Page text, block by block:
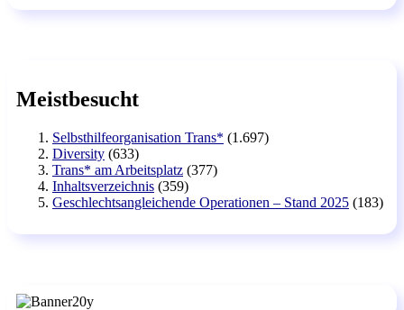
Meistbesucht
Selbsthilfeorganisation Trans* (1.697)
Diversity (633)
Trans* am Arbeitsplatz (377)
Inhaltsverzeichnis (359)
Geschlechtsangleichende Operationen – Stand 2025 (183)